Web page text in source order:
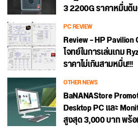
3 2200G ราคาหมื่นต้
PC REVIEW
Review – HP
โจทย์ในการเล่นเกม
ราคาไม่เกินสามหมื่น!!!
OTHER NEWS
BaNANAStore
Desktop PC และ
สูงสุด 3,000 บาท พร้